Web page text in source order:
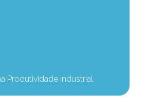
Produtividade Industrial